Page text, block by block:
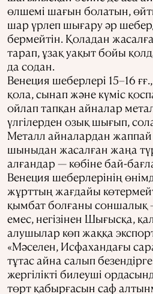
өлшемі шағын болатын,
шар үрлеп шығару әр
бермейтін. Қоладан
тарап, ұзақ уақыт бойы
да содан.
Венеция шеберлері 15–16
қола, сынап және күміс
ойлап тапқан айналар
үлгілерден озық шығып,
Металл айналардан жаппай
шыныдан жасалған жаңа
алғандар — көбіне бай-
Венеция шеберлерінің
жұрттың жағдайы
қымбат болғаны соншалық
емес, негізінен Шығысқа,
алушылар көп жаққа
«Мәселен, Исфахандағы
тұтас айна салып
жергілікті билеуші
төрт қабырғасын саф